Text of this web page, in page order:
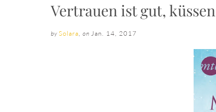
Vertrauen ist gut,
by Solara on Jan. 14, 2017